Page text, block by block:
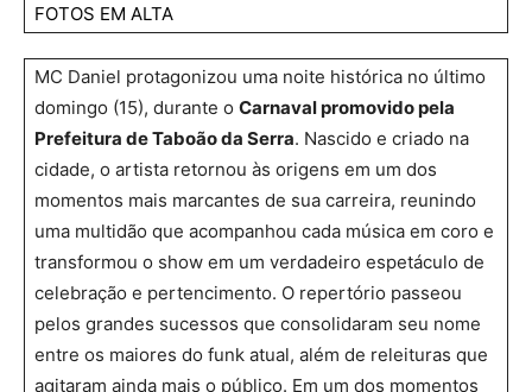
FOTOS EM ALTA
MC Daniel protagonizou uma noite histórica no último
domingo (15), durante o Carnaval promovido pela
Prefeitura de Taboão da Serra. Nascido e criado na
cidade, o artista retornou às origens em um dos
momentos mais marcantes de sua carreira, reunindo
uma multidão que acompanhou cada música em coro e
transformou o show em um verdadeiro espetáculo de
celebração e pertencimento. O repertório passeou
pelos grandes sucessos que consolidaram seu nome
entre os maiores do funk atual, além de releituras que
agitaram ainda mais o público. Em um dos momentos